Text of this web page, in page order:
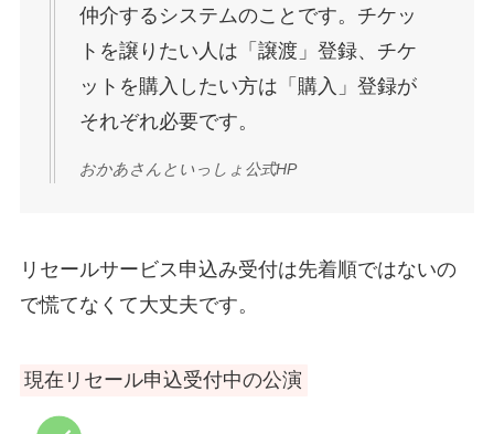
仲介するシステムのことです。チケッ
トを譲りたい人は「譲渡」登録、チケ
ットを購入したい方は「購入」登録が
それぞれ必要です。
おかあさんといっしょ公式HP
リセールサービス申込み受付は先着順ではないの
で慌てなくて大丈夫です。
現在リセール申込受付中の公演